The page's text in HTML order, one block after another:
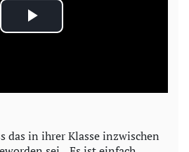
P
a
das in ihrer Klasse inzwischen